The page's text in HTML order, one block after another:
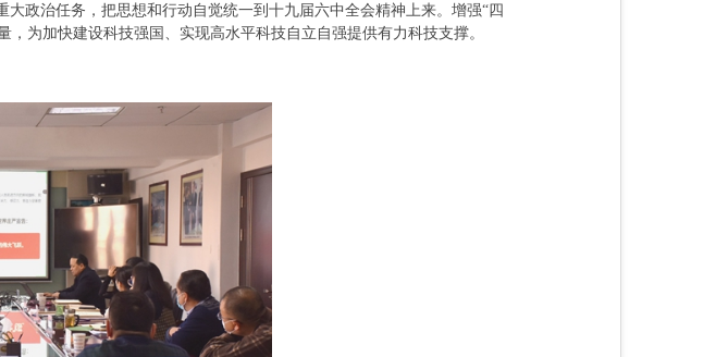
政治任务，把思想和行动自觉统一到十九届六中全会精神上来。增强“四
为加快建设科技强国、实现高水平科技自立自强提供有力科技支撑。